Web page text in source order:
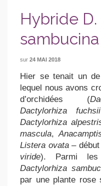
Hybride D.
sambucina
sur 24 MAI 2018
Hier se tenait un
lequel nous avons
d’orchidées (
Dactylorhiza fuchsii
Dactylorhiza
mascula,
Listera ovata– début
viride). Parmi les
Dactylorhiza
par une plante rose